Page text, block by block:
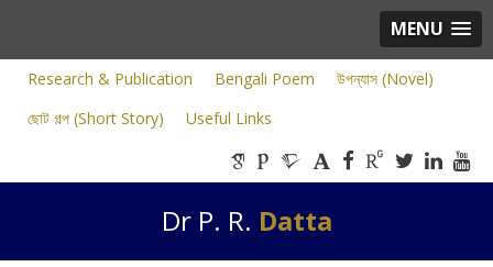
MENU
Research & Publication Bengali Poem
উপন্যাস (Novel)
ছোট গল্প (Short Story)
Useful Links
Dr P. R. Datta